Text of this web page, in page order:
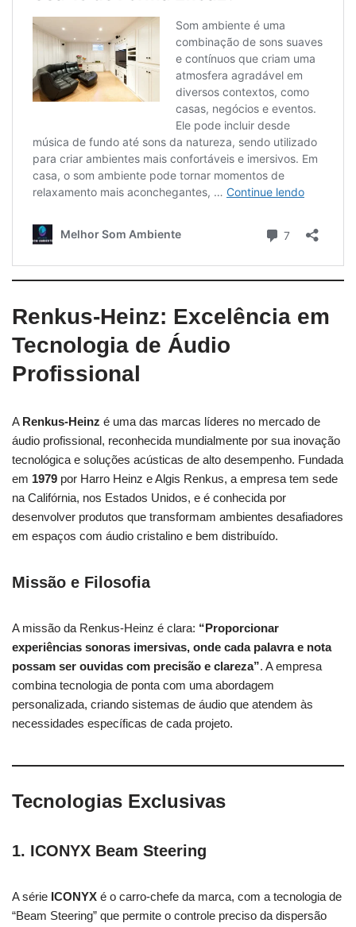
Renkus-Heinz: Excelência em
Tecnologia de Áudio
Profissional
A Renkus-Heinz é uma das marcas líderes no mercado de
áudio profissional, reconhecida mundialmente por sua inovação
tecnológica e soluções acústicas de alto desempenho. Fundada
em 1979 por Harro Heinz e Algis Renkus, a empresa tem sede
na Califórnia, nos Estados Unidos, e é conhecida por
desenvolver produtos que transformam ambientes desafiadores
em espaços com áudio cristalino e bem distribuído.
Missão e Filosofia
A missão da Renkus-Heinz é clara: “Proporcionar
experiências sonoras imersivas, onde cada palavra e nota
possam ser ouvidas com precisão e clareza”. A empresa
combina tecnologia de ponta com uma abordagem
personalizada, criando sistemas de áudio que atendem às
necessidades específicas de cada projeto.
Tecnologias Exclusivas
1. ICONYX Beam Steering
A série ICONYX é o carro-chefe da marca, com a tecnologia de
“Beam Steering” que permite o controle preciso da dispersão